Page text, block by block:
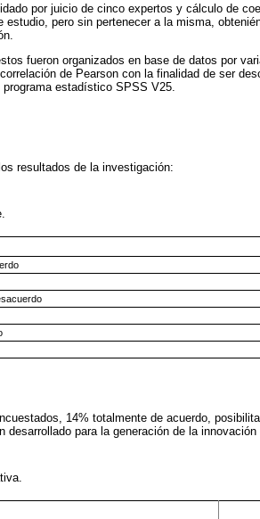
por juicio de cinco expertos y cálculo de
estudio, pero sin pertenecer a la misma,
fueron organizados en base de datos por
de Pearson con la finalidad de ser
estadístico SPSS V25.
resultados de la investigación:
14% totalmente de acuerdo,
desarrollado para la generación de la